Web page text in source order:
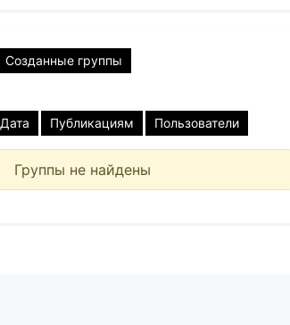
Созданные группы
Дата Публикациям Пользователи
Группы не найдены